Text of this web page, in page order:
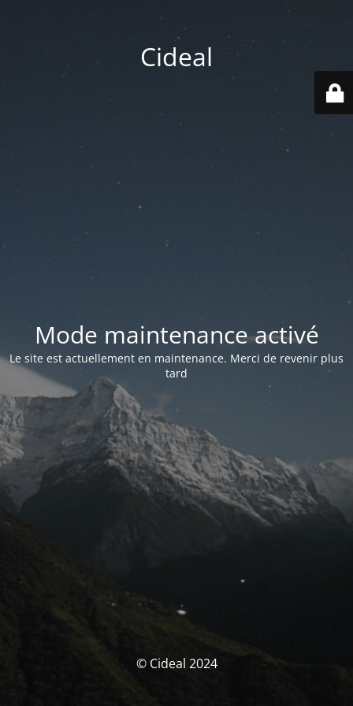
Cideal
Mode maintenance activé
Le site est actuellement en maintenance. Merci de revenir plus
tard
© Cideal 2024